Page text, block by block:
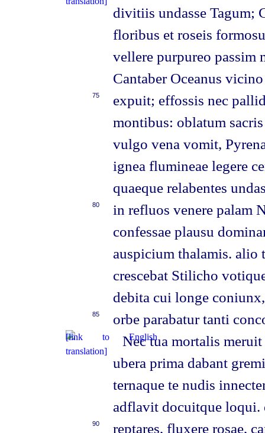
divitiis undasse Tagum;
floribus et roseis
vellere purpureo passim
Cantaber Oceanus
75
expuit; effossis nec
montibus: oblatum
vulgo vena vomit,
ignea flumineae legere
quaeque relabentes
80
in refluos venere palam
confessae plausu
auspicium thalamis. alio
crescebat Stilicho
debita cui longe
85
orbe parabatur tanti
Nec tua mortalis
ubera prima dabant
ternaque te nudis
adflavit docuitque loqui.
90
reptares, fluxere rosae,